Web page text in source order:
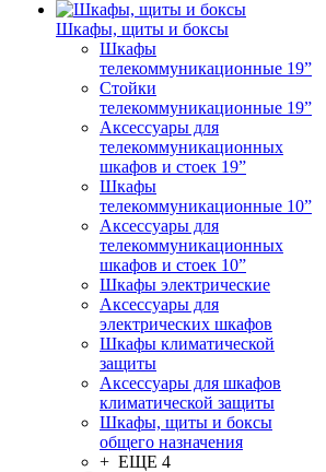
Шкафы, щиты и боксы
Шкафы
телекоммуникационные 19”
Стойки
телекоммуникационные 19”
Аксессуары для
телекоммуникационных
шкафов и стоек 19”
Шкафы
телекоммуникационные 10”
Аксессуары для
телекоммуникационных
шкафов и стоек 10”
Шкафы электрические
Аксессуары для
электрических шкафов
Шкафы климатической
защиты
Аксессуары для шкафов
климатической защиты
Шкафы, щиты и боксы
общего назначения
+ ЕЩЕ 4